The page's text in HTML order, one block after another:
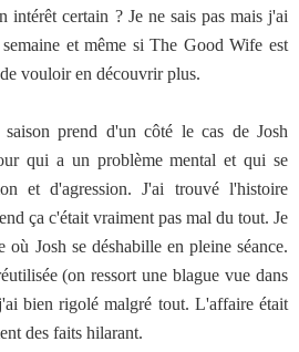
intérêt certain ? Je ne sais pas mais j'ai
et même si The Good Wife est
vouloir en découvrir plus.
prend d'un côté le cas de Josh
qui a un problème mental et qui se
et d'agression. J'ai trouvé l'histoire
ça c'était vraiment pas mal du tout. Je
où Josh se déshabille en pleine séance.
(on ressort une blague vue dans
bien rigolé malgré tout. L'affaire était
des faits hilarant.